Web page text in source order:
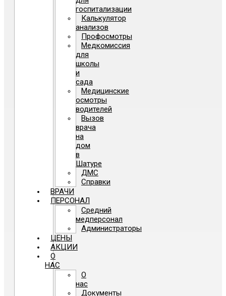
госпитализации
Калькулятор
анализов
Профосмотры
Медкомиссия
для
школы
и
сада
Медицинские
осмотры
водителей
Вызов
врача
на
дом
в
Шатуре
ДМС
Справки
ВРАЧИ
ПЕРСОНАЛ
Средний
медперсонал
Администраторы
ЦЕНЫ
АКЦИИ
О
НАС
О
нас
Документы